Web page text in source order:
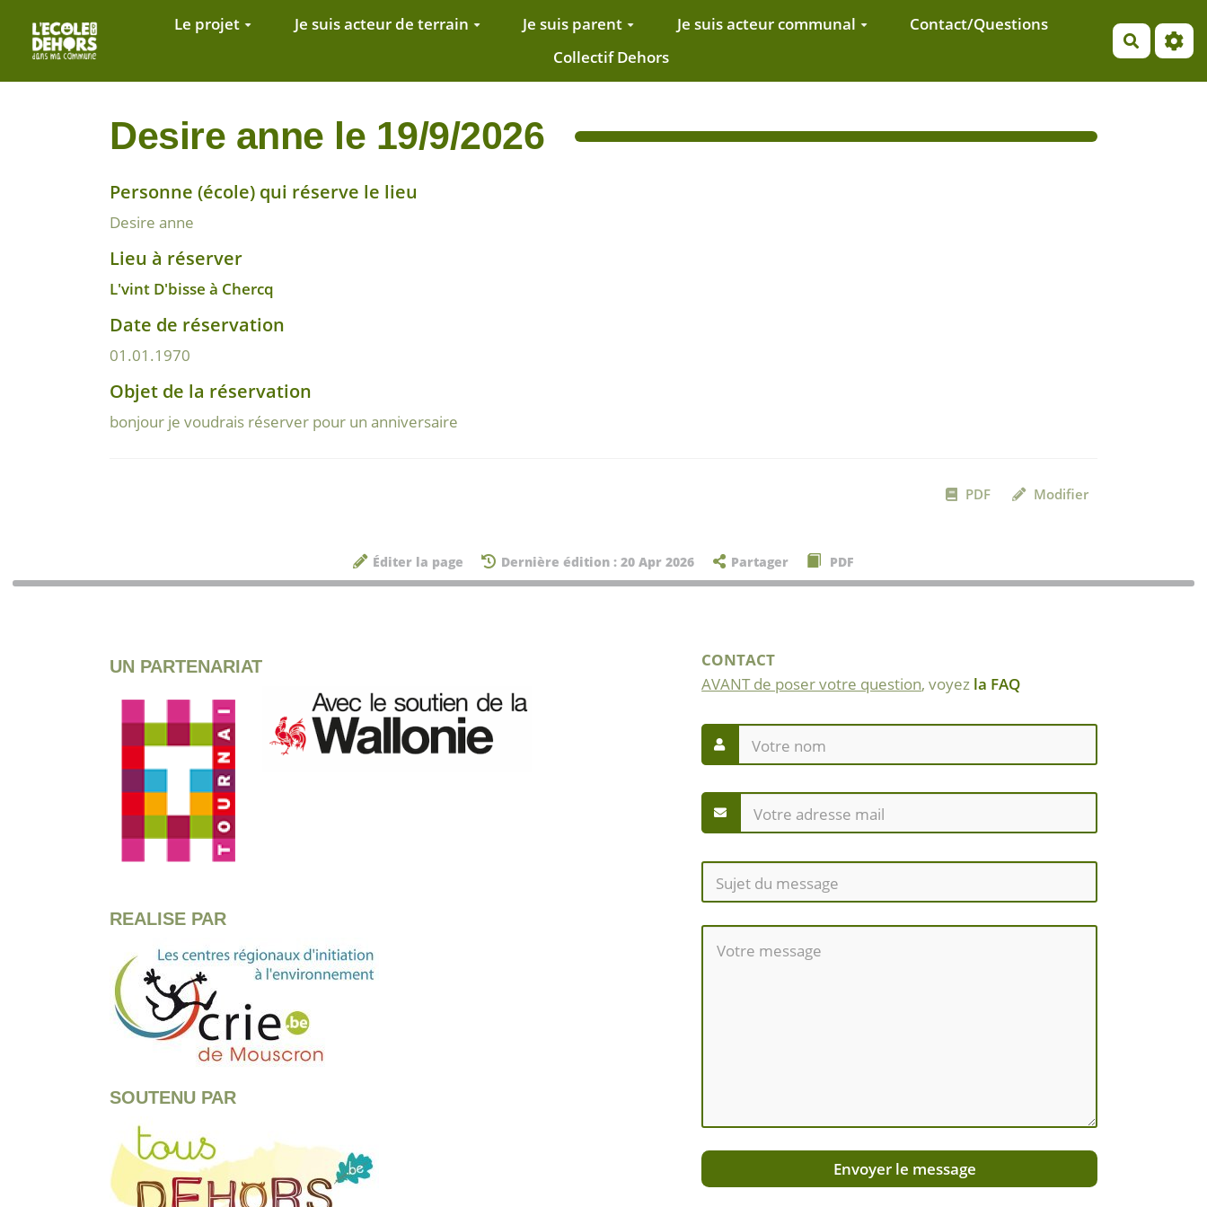
Aller au contenu principal
Le projet Je suis acteur de terrain Je suis parent Je suis acteur communal
Contact/Questions
Collectif Dehors
Desire anne le 19/9/2026
Personne (école) qui réserve le lieu
Desire anne
Lieu à réserver
L'vint D'bisse à Chercq
Date de réservation
01.01.1970
Objet de la réservation
bonjour je voudrais réserver pour un anniversaire
PDF Modifier
Éditer la page Dernière édition : 20 Apr 2026 Partager PDF
UN PARTENARIAT
REALISE PAR
SOUTENU PAR
CONTACT
AVANT de poser votre question, voyez la FAQ
Envoyer le message